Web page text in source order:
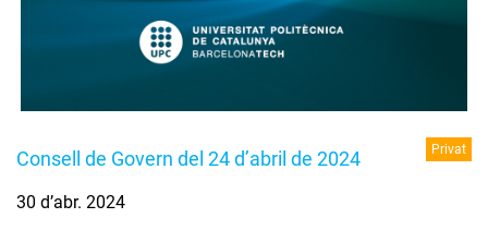
Consell de Govern del 24 d’abril de 2024 Privat
30 d’abr. 2024